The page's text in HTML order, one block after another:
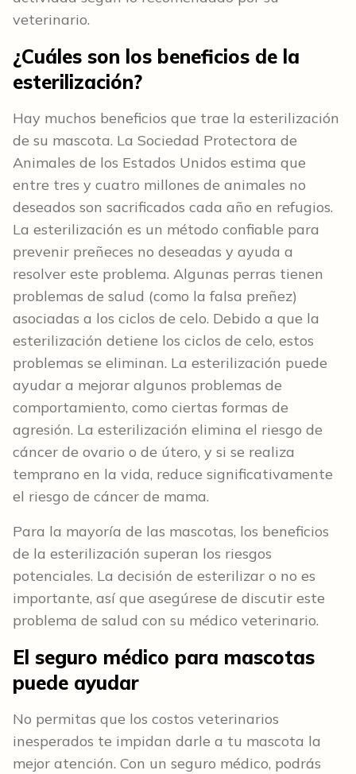
veterinario.
¿Cuáles son los beneficios de la
esterilización?
Hay muchos beneficios que trae la esterilización
de su mascota. La Sociedad Protectora de
Animales de los Estados Unidos estima que
entre tres y cuatro millones de animales no
deseados son sacrificados cada año en refugios.
La esterilización es un método confiable para
prevenir preñeces no deseadas y ayuda a
resolver este problema. Algunas perras tienen
problemas de salud (como la falsa preñez)
asociadas a los ciclos de celo. Debido a que la
esterilización detiene los ciclos de celo, estos
problemas se eliminan. La esterilización puede
ayudar a mejorar algunos problemas de
comportamiento, como ciertas formas de
agresión. La esterilización elimina el riesgo de
cáncer de ovario o de útero, y si se realiza
temprano en la vida, reduce significativamente
el riesgo de cáncer de mama.
Para la mayoría de las mascotas, los beneficios
de la esterilización superan los riesgos
potenciales. La decisión de esterilizar o no es
importante, así que asegúrese de discutir este
problema de salud con su médico veterinario.
El seguro médico para mascotas
puede ayudar
No permitas que los costos veterinarios
inesperados te impidan darle a tu mascota la
mejor atención. Con un seguro médico, podrás